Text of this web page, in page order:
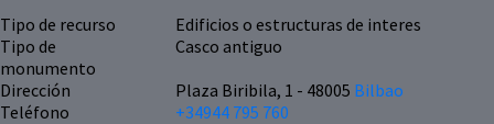
Tipo de recurso
Edificios o estructuras de interes
Tipo de
monumento
Casco antiguo
Dirección
Plaza Biribila, 1 - 48005 Bilbao
Teléfono
+34944 795 760